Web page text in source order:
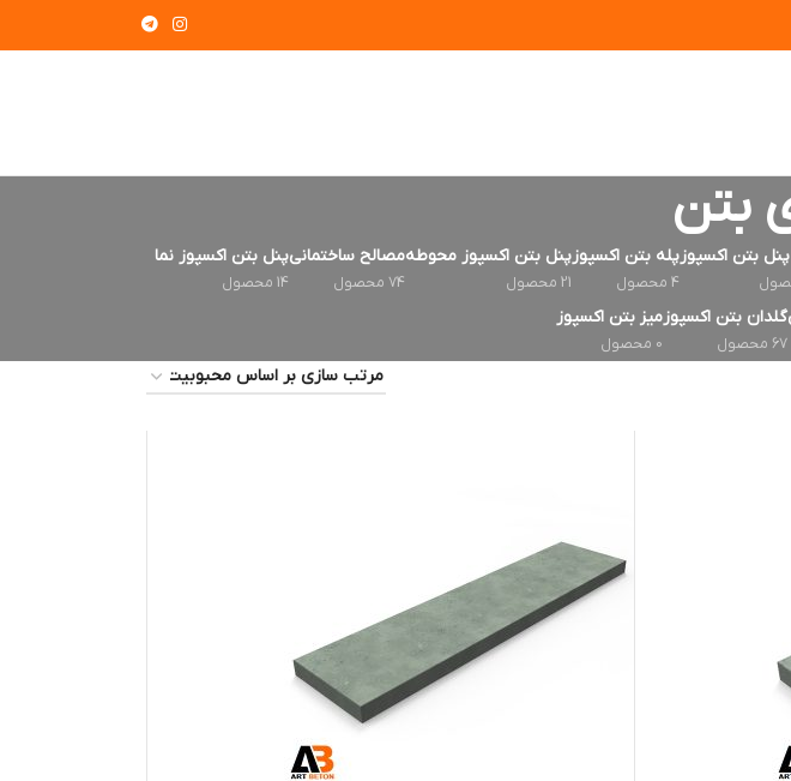
بتن
پنل بتن اکسپوزپله بتن اکسپوز
4 محصول
پنل بتن اکسپوز محوطه
21 محصول
مصالح ساختمانی
74 محصول
پنل بتن اکسپوز نما
14 محصول
گلدان بتن اکسپوز
67 محصول
میز بتن اکسپوز
0 محصول